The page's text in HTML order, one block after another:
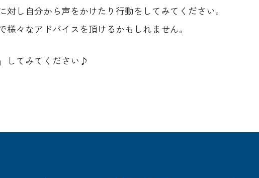
対し自分から声をかけたり行動をしてみてください。
様々なアドバイスを頂けるかもしれません。
してみてください♪